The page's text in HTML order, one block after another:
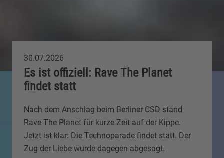
30.07.2026
Es ist offiziell: Rave The Planet
findet statt
Nach dem Anschlag beim Berliner CSD stand
Rave The Planet für kurze Zeit auf der Kippe.
Jetzt ist klar: Die Technoparade findet statt. Der
Zug der Liebe wurde dagegen abgesagt.